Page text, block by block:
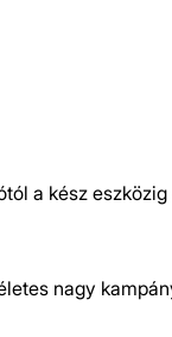
a kész
nagy